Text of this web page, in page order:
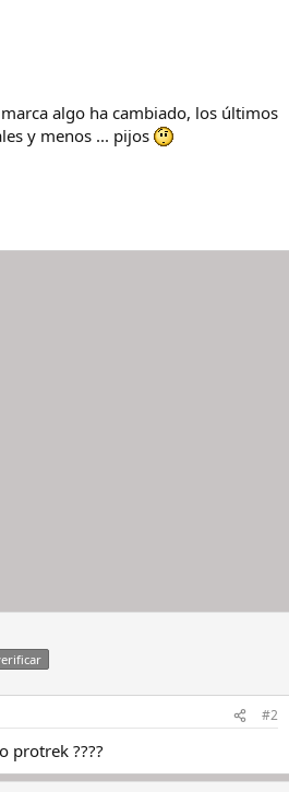
algo ha cambiado, los últimos
y menos ... pijos
#2
protrek ????